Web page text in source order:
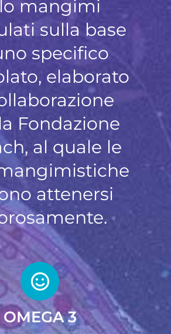
mangimi
sulla base
specifico
elaborato
Fondazione
al quale le
attenersi
OMEGA 3